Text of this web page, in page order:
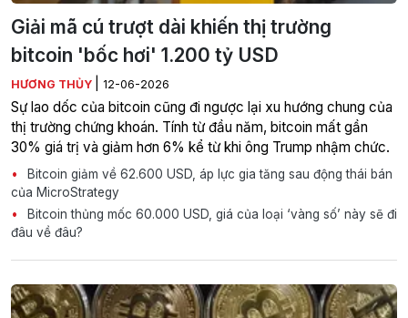
Giải mã cú trượt dài khiến thị trường
bitcoin 'bốc hơi' 1.200 tỷ USD
HƯƠNG THỦY 12-06-2026
Sự lao dốc của bitcoin cũng đi ngược lại xu hướng chung của
thị trường chứng khoán. Tính từ đầu năm, bitcoin mất gần
30% giá trị và giảm hơn 6% kể từ khi ông Trump nhậm chức.
Bitcoin giảm về 62.600 USD, áp lực gia tăng sau động thái bán
của MicroStrategy
Bitcoin thủng mốc 60.000 USD, giá của loại ‘vàng số’ này sẽ đi
đâu về đâu?